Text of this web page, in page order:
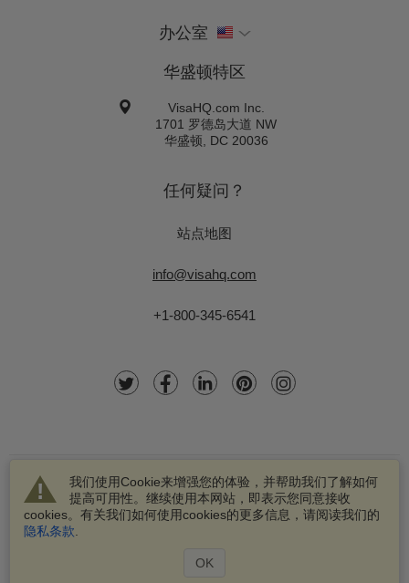
我们使用Cookie来增强您的体验，并帮助我们了解如何
提高可用性。继续使用本网站，即表示您同意接收
cookies。有关我们如何使用cookies的更多信息，请阅读我们的
隐私条款
OK
办公室
华盛顿特区
VisaHQ.com Inc.
1701 罗德岛大道 NW
华盛顿
DC 20036
任何疑问？
站点地图
info@visahq.com
+1-800-345-6541
© 2003-2026 VisaHQ.com有限公司版权所有不得抄袭。VisaHQ
和VisaHQ的标识都是VisaHQ.com有限公司的注册商标。